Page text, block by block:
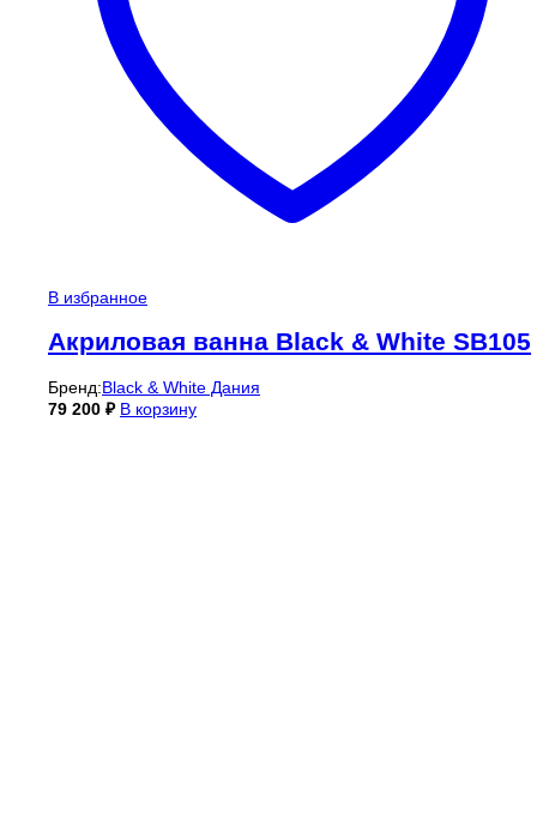
В избранное
Акриловая ванна Black & White SB105
Бренд:Black & White Дания
79 200 ₽ В корзину